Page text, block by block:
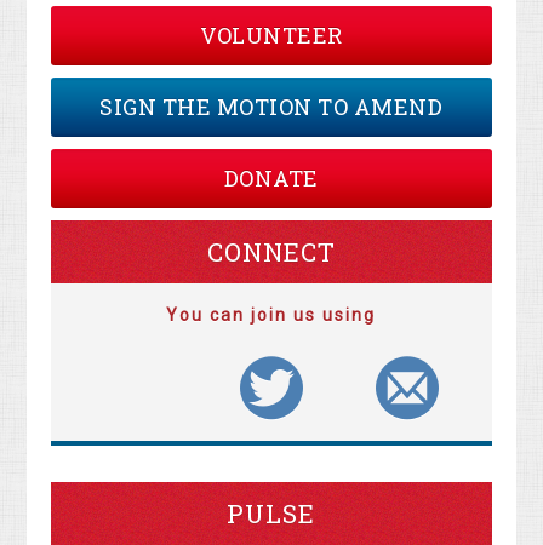
VOLUNTEER
SIGN THE MOTION TO AMEND
DONATE
CONNECT
You can join us using
PULSE